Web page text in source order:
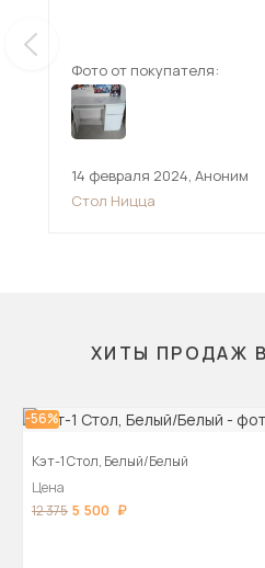
Фото от покупателя:
14 февраля 2024, Аноним
Стол Ницца
ХИТЫ ПРОДАЖ
-56%
Кэт-1 Стол, Белый/Белый
Цена
12 375 5 500